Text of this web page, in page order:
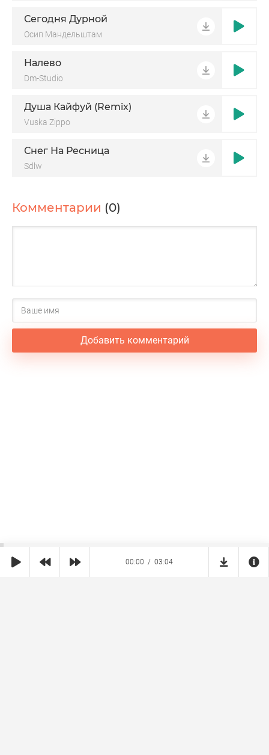
Сегодня Дурной
Осип Мандельштам
Налево
Dm-Studio
Душа Кайфуй (Remix)
Vuska Zippo
Снег На Ресница
Sdlw
Комментарии (0)
Добавить комментарий
00:00 03:04